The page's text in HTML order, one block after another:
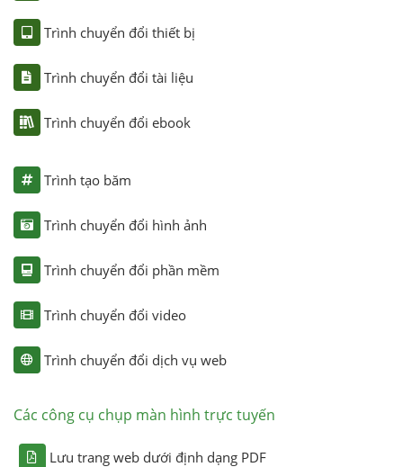
Trình chuyển đổi thiết bị
Trình chuyển đổi tài liệu
Trình chuyển đổi ebook
Trình tạo băm
Trình chuyển đổi hình ảnh
Trình chuyển đổi phần mềm
Trình chuyển đổi video
Trình chuyển đổi dịch vụ web
Các công cụ chụp màn hình trực tuyến
Lưu trang web dưới định dạng PDF